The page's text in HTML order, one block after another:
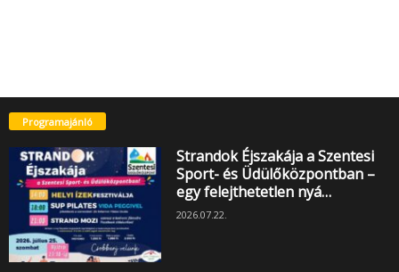
Programajánló
Strandok Éjszakája a Szentesi
Sport- és Üdülőközpontban –
egy felejthetetlen nyá…
2026.07.22.